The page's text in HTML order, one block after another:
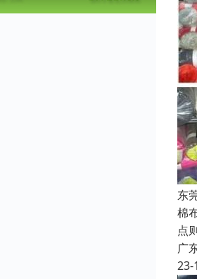
东
棉
点
广
23-